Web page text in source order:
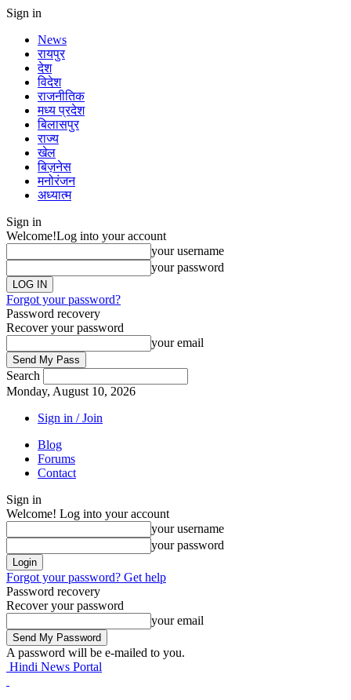
Sign in
News
रायपुर
देश
विदेश
राजनीतिक
मध्य प्रदेश
बिलासपुर
राज्य
खेल
बिज़नेस
मनोरंजन
अध्यात्म
Sign in
Welcome!Log into your account
your username
your password
Forgot your password?
Password recovery
Recover your password
your email
Search
Monday, August 10, 2026
Sign in / Join
Blog
Forums
Contact
Sign in
Welcome! Log into your account
your username
your password
Forgot your password? Get help
Password recovery
Recover your password
your email
A password will be e-mailed to you.
Hindi News Portal